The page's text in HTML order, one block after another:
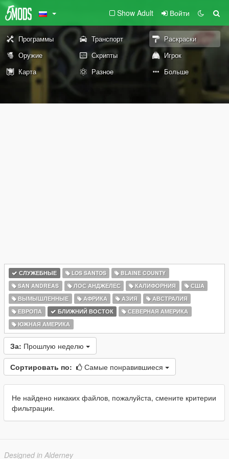
Show Adult Войти
Программы Транспорт
Раскраски
Оружие
Скрипты
Игрок
Карта
Разное Больше
СЛУЖЕБНЫЕ LOS SANTOS
BLAINE COUNTY
SAN ANDREAS
ЛОС АНДЖЕЛЕС КАЛИФОРНИЯ
США
ВЫМЫШЛЕННЫЕ
АФРИКА АЗИЯ
АВСТРАЛИЯ
ЕВРОПА
БЛИЖНИЙ ВОСТОК
СЕВЕРНАЯ АМЕРИКА
ЮЖНАЯ АМЕРИКА
За: Прошлую неделю
Сортировать по: Самые понравившиеся
Не найдено никаких файлов, пожалуйста, смените критерии
фильтрации.
Designed in Alderney